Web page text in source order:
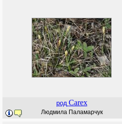
род Carex
Людмила Паламарчук